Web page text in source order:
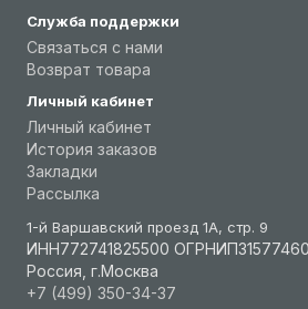
Служба поддержки
Связаться с нами
Возврат товара
Личный кабинет
Личный кабинет
История заказов
Закладки
Рассылка
1-й Варшавский проезд 1А, стр. 9
ИНН772741825500
Россия, г.Москва
+7 (499) 350-34-37